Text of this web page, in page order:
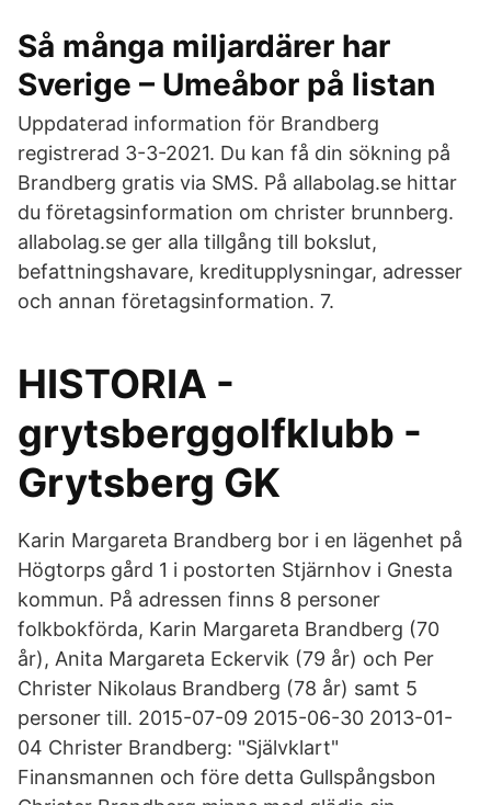
Så många miljardärer har
Sverige – Umeåbor på listan
Uppdaterad information för Brandberg
registrerad 3-3-2021. Du kan få din sökning på
Brandberg gratis via SMS. På allabolag.se hittar
du företagsinformation om christer brunnberg.
allabolag.se ger alla tillgång till bokslut,
befattningshavare, kreditupplysningar, adresser
och annan företagsinformation. 7.
HISTORIA -
grytsberggolfklubb -
Grytsberg GK
Karin Margareta Brandberg bor i en lägenhet på
Högtorps gård 1 i postorten Stjärnhov i Gnesta
kommun. På adressen finns 8 personer
folkbokförda, Karin Margareta Brandberg (70
år), Anita Margareta Eckervik (79 år) och Per
Christer Nikolaus Brandberg (78 år) samt 5
personer till. 2015-07-09 2015-06-30 2013-01-
04 Christer Brandberg: "Självklart"
Finansmannen och före detta Gullspångsbon